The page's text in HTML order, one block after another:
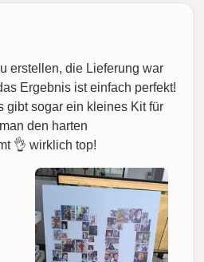
erstellen, die Lieferung war
Ergebnis ist einfach perfekt!
gibt sogar ein kleines Kit für
den harten
👌 wirklich top!